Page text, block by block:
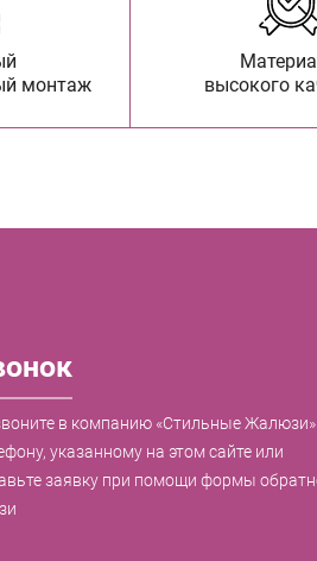
монтаж
высокого
в компанию «Стильные
указанному на этом сайте или
заявку при помощи формы